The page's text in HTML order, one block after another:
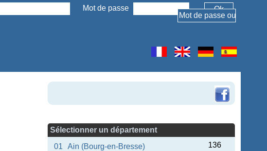
Mot de passe
Sélectionner un département
01
Ain (Bourg-en-Bresse)
136